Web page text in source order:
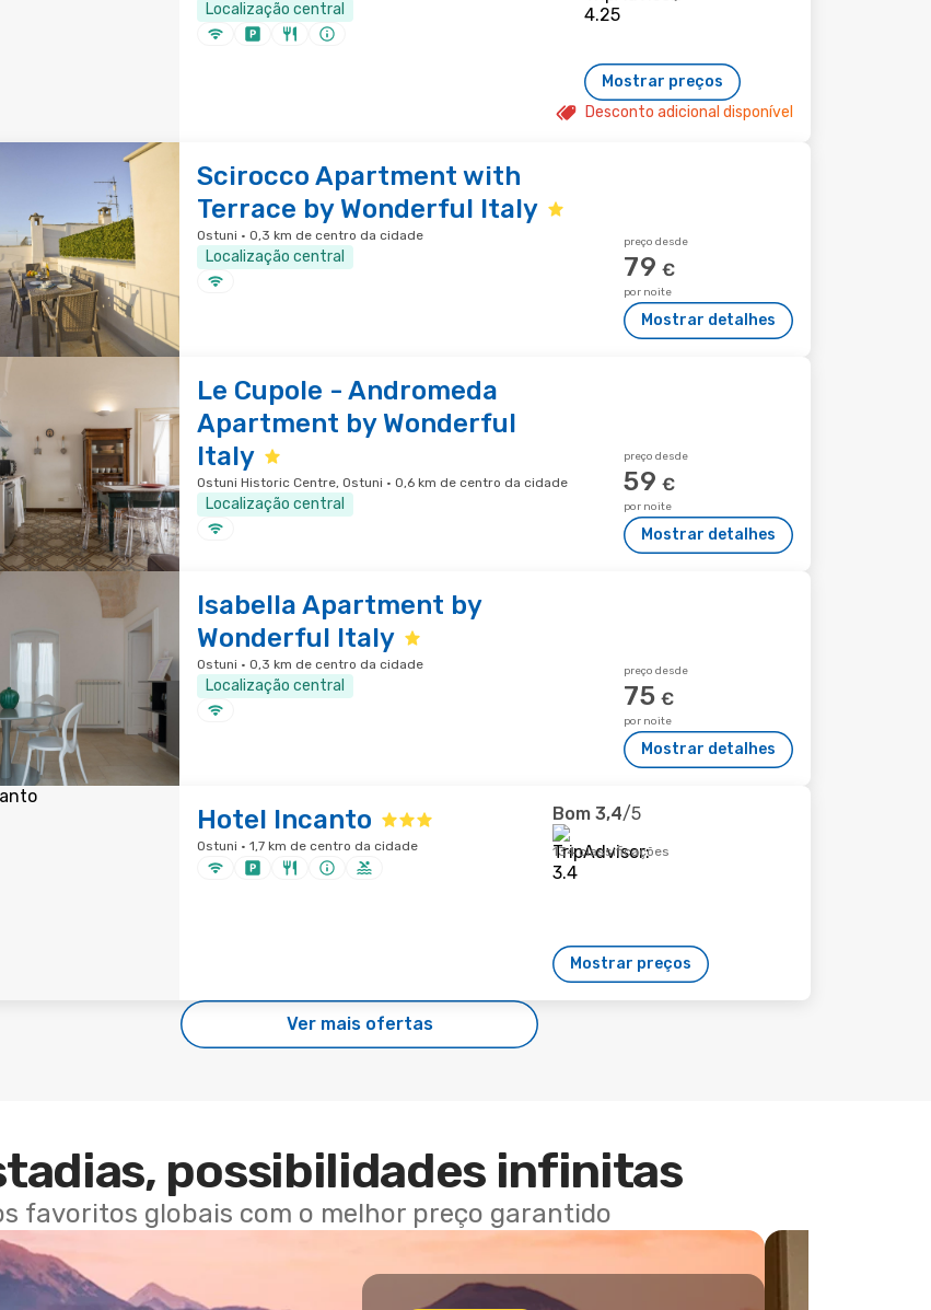
Localização central
Mostrar preços
Desconto adicional disponível
Scirocco Apartment with
Terrace by Wonderful Italy
Ostuni · 0,3 km de centro da cidade
Localização central
preço desde
79 €
por noite
Mostrar detalhes
Le Cupole - Andromeda
Apartment by Wonderful
Italy
Ostuni Historic Centre, Ostuni · 0,6 km de centro da cidade
Localização central
preço desde
59 €
por noite
Mostrar detalhes
Isabella Apartment by
Wonderful Italy
Ostuni · 0,3 km de centro da cidade
Localização central
preço desde
75 €
por noite
Mostrar detalhes
Hotel Incanto
Ostuni · 1,7 km de centro da cidade
Bom 3,4/5
134 classificações
Mostrar preços
Ver mais ofertas
possibilidades infinitas
favoritos globais com o melhor preço garantido